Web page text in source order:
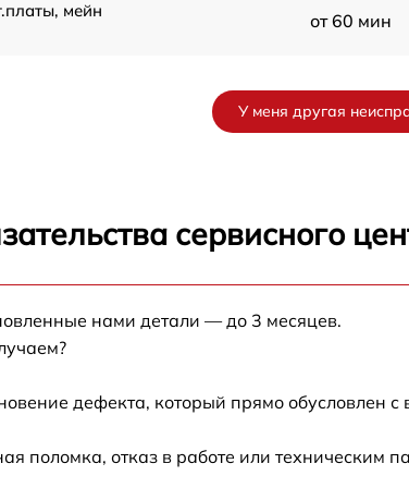
мейн
от 60 мин
5133 от 60 мин
от 60 мин
У меня другая
сервисного
нами детали — до 3 месяцев.
дефекта, который прямо обусловлен
поломка, отказ в работе или техническим